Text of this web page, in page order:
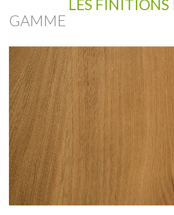
LES FINITIONS
GAMME